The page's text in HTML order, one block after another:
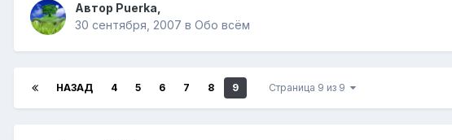
Автор Puerka
30 сентября, 2007 в Обо всём
НАЗАД 4 5 6 7 8 9 Страница 9 из 9